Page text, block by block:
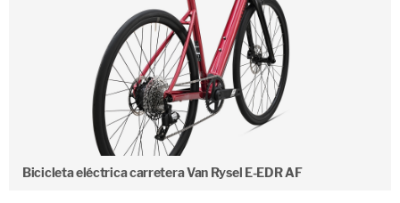
Bicicleta eléctrica carretera Van Rysel E-EDR AF